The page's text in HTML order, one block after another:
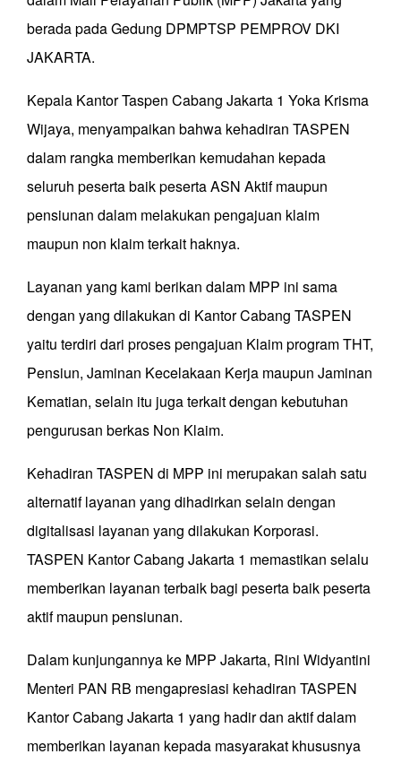
berada pada Gedung DPMPTSP PEMPROV DKI
JAKARTA.
Kepala Kantor Taspen Cabang Jakarta 1 Yoka Krisma
Wijaya, menyampaikan bahwa kehadiran TASPEN
dalam rangka memberikan kemudahan kepada
seluruh peserta baik peserta ASN Aktif maupun
pensiunan dalam melakukan pengajuan klaim
maupun non klaim terkait haknya.
Layanan yang kami berikan dalam MPP ini sama
dengan yang dilakukan di Kantor Cabang TASPEN
yaitu terdiri dari proses pengajuan Klaim program THT,
Pensiun, Jaminan Kecelakaan Kerja maupun Jaminan
Kematian, selain itu juga terkait dengan kebutuhan
pengurusan berkas Non Klaim.
Kehadiran TASPEN di MPP ini merupakan salah satu
alternatif layanan yang dihadirkan selain dengan
digitalisasi layanan yang dilakukan Korporasi.
TASPEN Kantor Cabang Jakarta 1 memastikan selalu
memberikan layanan terbaik bagi peserta baik peserta
aktif maupun pensiunan.
Dalam kunjungannya ke MPP Jakarta, Rini Widyantini
Menteri PAN RB mengapresiasi kehadiran TASPEN
Kantor Cabang Jakarta 1 yang hadir dan aktif dalam
memberikan layanan kepada masyarakat khususnya